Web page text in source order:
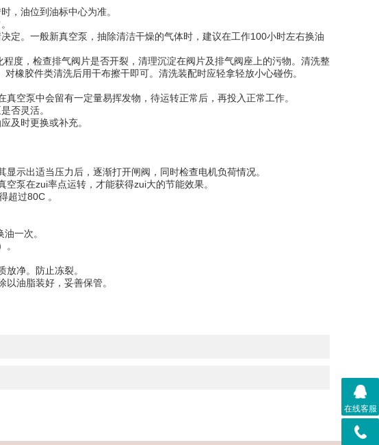
时，油位到油标中心为准。
常。
定。一般新真空泵，抽除清洁干燥的气体时，建议在工作100小时左右换油
度，检查排气阀片是否开裂，清理沉淀在阀片及排气阀座上的污物。清洗整
橡胶件类清洗后用干布擦干即可。清洗装配时应轻拿轻放小心碰伤。
真空泵中会留有一定量易挥发物，待运转正常后，再投入正常工作。
泵是否灵活。
油应及时更换或补充。
显示出适当压力后，逐渐打开闸阀，同时检查电机负荷情况。
真空泵在zui率点运转，才能获得zui大的节能效果。
得超过80C 。
换油一次。
宜）。
质放净。防止冻裂。
油脂装好，妥善保管。
在线客服